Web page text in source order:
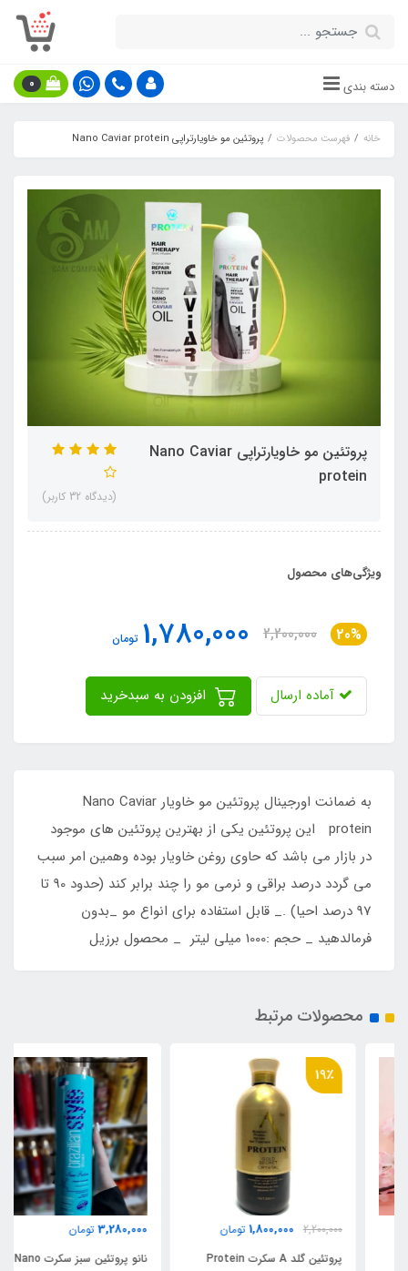
دسته بندی 0
خانه فهرست محصولات پروتئین مو خاویارتراپی Nano Caviar protein
پروتئین مو خاویارتراپی Nano Caviar
protein
(دیدگاه 32 کاربر)
ویژگی‌های محصول
20%
2,200,000
1,780,000 تومان
آماده ارسال
به ضمانت اورجینال پروتئین مو خاویار Nano Caviar
protein این پروتئین یکی از بهترین پروتئین های موجود
در بازار می باشد که حاوی روغن خاویار بوده وهمین امر سبب
می گردد درصد براقی و نرمی مو را چند برابر کند (حدود 90 تا
97 درصد احیا) ._ قابل استفاده برای انواع مو _بدون
فرمالدهید _ حجم :1000 میلی لیتر _ محصول برزیل
محصولات مرتبط
2,200,000
1,800,000 تومان
پروتئین گلد A سکرت Protein
3,280,000 تومان
نانو پروتئین سبز سکرت Nano